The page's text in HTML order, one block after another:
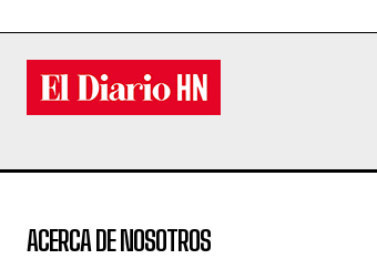
ACERCA DE NOSOTROS